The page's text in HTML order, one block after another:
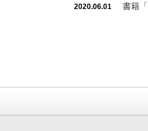
2020.06.01
書籍